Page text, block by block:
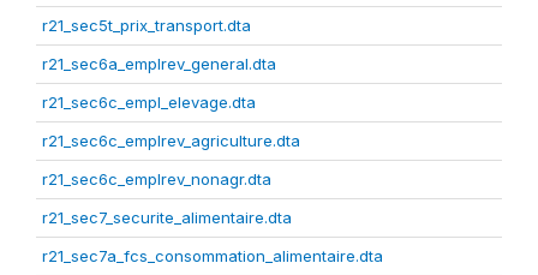
r21_sec5t_prix_transport.dta
r21_sec6a_emplrev_general.dta
r21_sec6c_empl_elevage.dta
r21_sec6c_emplrev_agriculture.dta
r21_sec6c_emplrev_nonagr.dta
r21_sec7_securite_alimentaire.dta
r21_sec7a_fcs_consommation_alimentaire.dta